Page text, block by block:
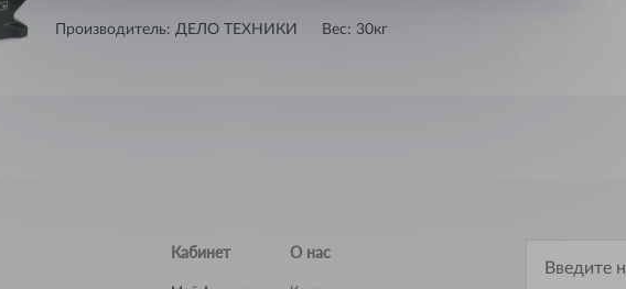
УральскПроизводитель: ДЕЛО ТЕХНИКИ Вес: 30кг
Кабинет О нас